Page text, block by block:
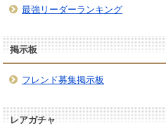
最強リーダーランキング
掲示板
フレンド募集掲示板
レアガチャ